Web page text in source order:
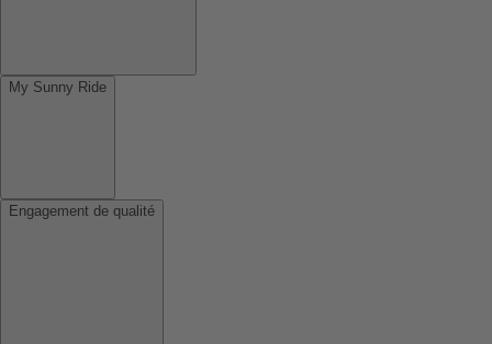
My Sunny Ride
Engagement de qualité